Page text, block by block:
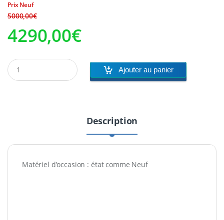
Prix Neuf
5000,00€
Le
prix
initial
4290,00€
Le
prix
actuel
Ajouter au panier
Description
Matériel d’occasion : état comme Neuf